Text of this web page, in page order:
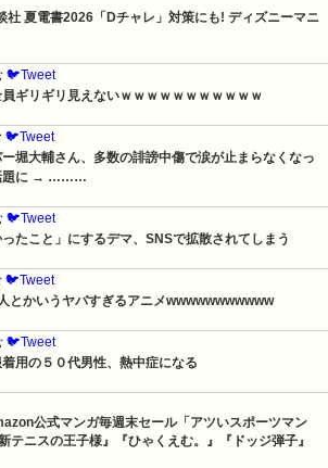
社 夏電書2026「Dチャレ」対策にも! ディズニーマニ
🐦Tweet
員ギリギリ見えないｗｗｗｗｗｗｗｗｗｗｗ
🐦Tweet
ー堀大輔さん、多数の誹謗中傷で涙が止まらなくなっ
題に → ………
🐦Tweet
ったこと」にするデマ、SNSで拡散されてしまう
🐦Tweet
とかいうヤバすぎるアニメwwwwwwwwwww
🐦Tweet
着用の５０代男性、熱中症になる
公式マンガ毎週末セール「アツいスポーツマン
テニスの王子様』『ひゃくえむ。』『ドッジ弾子』